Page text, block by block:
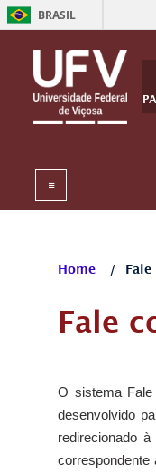
BRASIL
Home /
Fale
O sistema
desenvolvido
redirecionado
correspondente